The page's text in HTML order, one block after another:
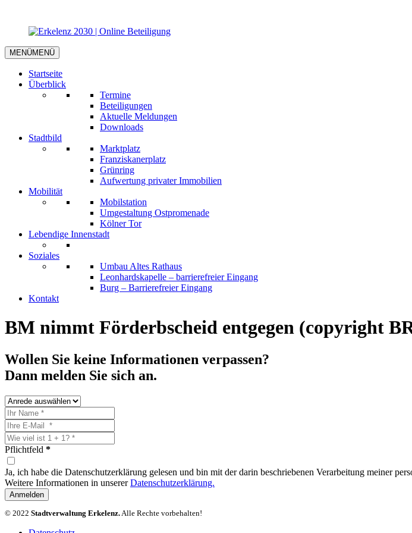
MENÜMENÜ
Startseite
Überblick
Termine
Beteiligungen
Aktuelle Meldungen
Downloads
Stadtbild
Marktplatz
Franziskanerplatz
Grünring
Aufwertung privater Immobilien
Mobilität
Mobilstation
Umgestaltung Ostpromenade
Kölner Tor
Lebendige Innenstadt
Soziales
Umbau Altes Rathaus
Leonhardskapelle – barrierefreier Eingang
Burg – Barrierefreier Eingang
Kontakt
BM nimmt Förderbscheid entgegen (copyright
Wollen Sie keine Informationen verpassen?
Dann melden Sie sich an.
Pflichtfeld *
Ja, ich habe die Datenschutzerklärung gelesen und bin mit der darin beschriebenen Verarbeitung meiner
Weitere Informationen in unsererDatenschutzerklärung.
Anmelden
© 2022 Stadtverwaltung Erkelenz.Alle Rechte vorbehalten!